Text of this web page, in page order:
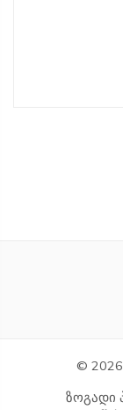
© 2026
ზოგადი